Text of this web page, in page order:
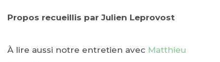
Propos recueillis par Julien Leprovost
À lire aussi notre entretien avec Matthieu